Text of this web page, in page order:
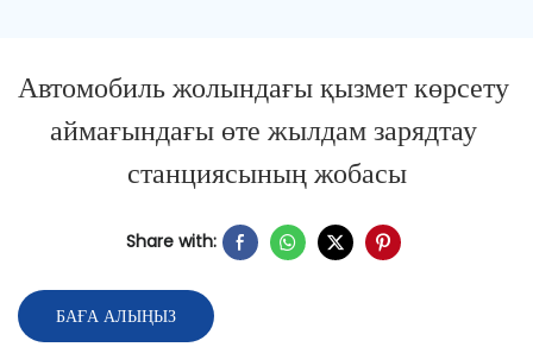
Автомобиль жолындағы қызмет көрсету
аймағындағы өте жылдам зарядтау
станциясының жобасы
Share with:
БАҒА АЛЫҢЫЗ